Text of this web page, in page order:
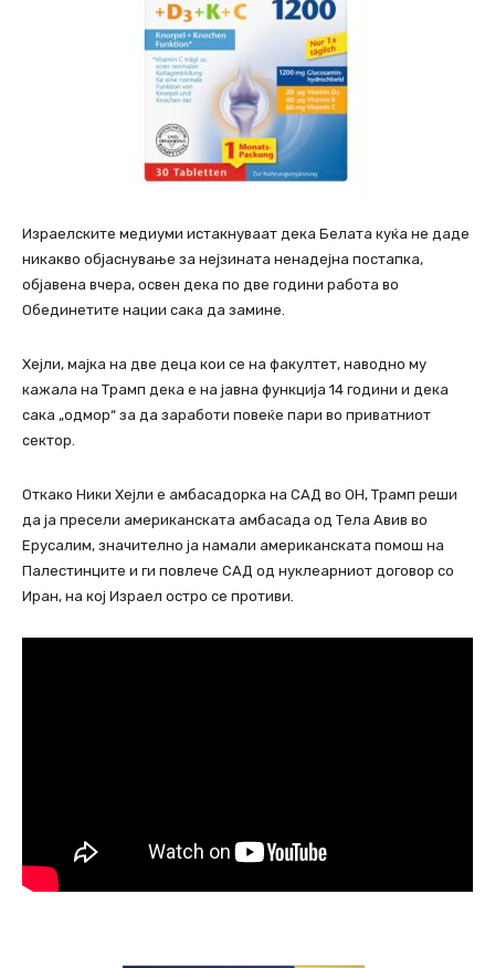
Израелските медиуми истакнуваат дека Белата куќа не даде
никакво објаснување за нејзината ненадејна постапка,
објавена вчера, освен дека по две години работа во
Обединетите нации сака да замине.
Хејли, мајка на две деца кои се на факултет, наводно му
кажала на Трамп дека е на јавна функција 14 години и дека
сака „одмор“ за да заработи повеќе пари во приватниот
сектор.
Откако Ники Хејли е амбасадорка на САД во ОН, Трамп реши
да ја пресели американската амбасада од Тела Авив во
Ерусалим, значително ја намали американската помош на
Палестинците и ги повлече САД од нуклеарниот договор со
Иран, на кој Израел остро се противи.